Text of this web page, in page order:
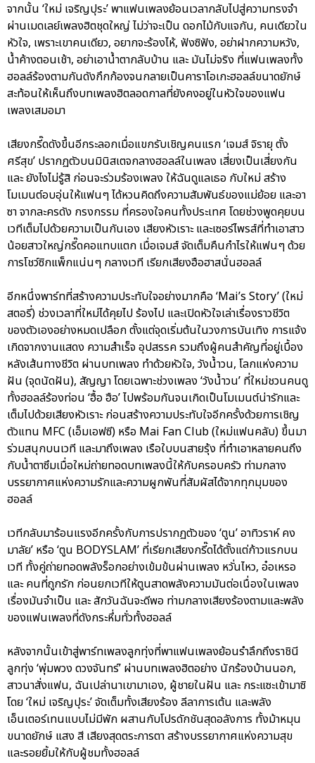
จากนั้น ‘ใหม่ เจริญปุระ’ พาแฟนเพลงย้อนเวลากลับไปสู่ความทรงจำ
ผ่านเมดเลย์เพลงฮิตชุดใหญ่ ไม่ว่าจะเป็น ดอกไม้กับแจกัน, คนเดียวใน
หัวใจ, เพราะเขาคนเดียว, อยากจะร้องไห้, ฟังซิฟัง, อย่าฝากความหวัง,
น้ำค้างตอนเช้า, อย่าเอาน้ำตากลับบ้าน และ มันไม่จริง ที่แฟนเพลงทั้ง
ฮอลล์ร้องตามกันดังกึกก้องจนกลายเป็นคาราโอเกะฮอลล์ขนาดยักษ์
สะท้อนให้เห็นถึงบทเพลงฮิตลอดกาลที่ยังคงอยู่ในหัวใจของแฟน
เพลงเสมอมา
เสียงกรี๊ดดังขึ้นอีกระลอกเมื่อแขกรับเชิญคนแรก ‘เจมส์ จิรายุ ตั้ง
ศรีสุข’ ปรากฏตัวบนมินิสเตจกลางฮอลล์ในเพลง เสี่ยงเป็นเสี่ยงกัน
และ ยังไงไม่รู้สิ ก่อนจะร่วมร้องเพลง ให้ฉันดูแลเธอ กับใหม่ สร้าง
โมเมนต์อบอุ่นให้แฟนๆ ได้หวนคิดถึงความสัมพันธ์ของแม่ย้อย และอา
ซา จากละครดัง กรงกรรม ที่ครองใจคนทั้งประเทศ โดยช่วงพูดคุยบน
เวทีเต็มไปด้วยความเป็นกันเอง เสียงหัวเราะ และเซอร์ไพรส์ที่ทำเอาสาว
น้อยสาวใหญ่กรี๊ดคอแทบแตก เมื่อเจมส์ จัดเต็มคืนกำไรให้แฟนๆ ด้วย
การโชว์ซิกแพ็กแน่นๆ กลางเวที เรียกเสียงฮือฮาสนั่นฮอลล์
อีกหนึ่งพาร์ทที่สร้างความประทับใจอย่างมากคือ ‘Mai’s Story’ (ใหม่
สตอรี่) ช่วงเวลาที่ใหม่ได้คุยไป ร้องไป และเปิดหัวใจเล่าเรื่องราวชีวิต
ของตัวเองอย่างหมดเปลือก ตั้งแต่จุดเริ่มต้นในวงการบันเทิง การแจ้ง
เกิดจากงานแสดง ความสำเร็จ อุปสรรค รวมถึงผู้คนสำคัญที่อยู่เบื้อง
หลังเส้นทางชีวิต ผ่านบทเพลง ทำด้วยหัวใจ, วังน้ำวน, โลกแห่งความ
ฝัน (จุดนัดฝัน), สัญญา โดยเฉพาะช่วงเพลง ‘วังน้ำวน’ ที่ใหม่ชวนคนดู
ทั้งฮอลล์ร้องท่อน ‘ฮื้อ ฮือ’ ไปพร้อมกันจนเกิดเป็นโมเมนต์น่ารักและ
เต็มไปด้วยเสียงหัวเราะ ก่อนสร้างความประทับใจอีกครั้งด้วยการเชิญ
ตัวแทน MFC (เอ็มเอฟซี) หรือ Mai Fan Club (ใหม่แฟนคลับ) ขึ้นมา
ร่วมสนุกบนเวที และมาถึงเพลง เรือใบบนสายรุ้ง ที่ทำเอาหลายคนถึง
กับน้ำตาซึมเมื่อใหม่ถ่ายทอดบทเพลงนี้ให้กับครอบครัว ท่ามกลาง
บรรยากาศแห่งความรักและความผูกพันที่สัมผัสได้จากทุกมุมของ
ฮอลล์
เวทีกลับมาร้อนแรงอีกครั้งกับการปรากฏตัวของ ‘ตูน’ อาทิวราห์ คง
มาลัย’ หรือ ‘ตูน BODYSLAM’ ที่เรียกเสียงกรี๊ดได้ตั้งแต่ก้าวแรกบน
เวที ทั้งคู่ถ่ายทอดพลังร็อกอย่างเข้มข้นผ่านเพลง หวั่นไหว, อ๋อเหรอ
และ คนที่ถูกรัก ก่อนยกเวทีให้ตูนสาดพลังความมันต่อเนื่องในเพลง
เรื่องมันจำเป็น และ สักวันฉันจะดีพอ ท่ามกลางเสียงร้องตามและพลัง
ของแฟนเพลงที่ดังกระหึ่มทั่วทั้งฮอลล์
หลังจากนั้นเข้าสู่พาร์ทเพลงลูกทุ่งที่พาแฟนเพลงย้อนรำลึกถึงราชินี
ลูกทุ่ง ‘พุ่มพวง ดวงจันทร์’ ผ่านบทเพลงฮิตอย่าง นักร้องบ้านนอก,
สาวนาสั่งแฟน, ฉันเปล่านาเขามาเอง, ผู้ชายในฝัน และ กระแซะเข้ามาซิ
โดย ‘ใหม่ เจริญปุระ’ จัดเต็มทั้งเสียงร้อง ลีลาการเต้น และพลัง
เอ็นเตอร์เทนแบบไม่มีพัก ผสานกับโปรดักชันสุดอลังการ ทั้งม้าหมุน
ขนาดยักษ์ แสง สี เสียงสุดตระการตา สร้างบรรยากาศแห่งความสุข
และรอยยิ้มให้กับผู้ชมทั้งฮอลล์